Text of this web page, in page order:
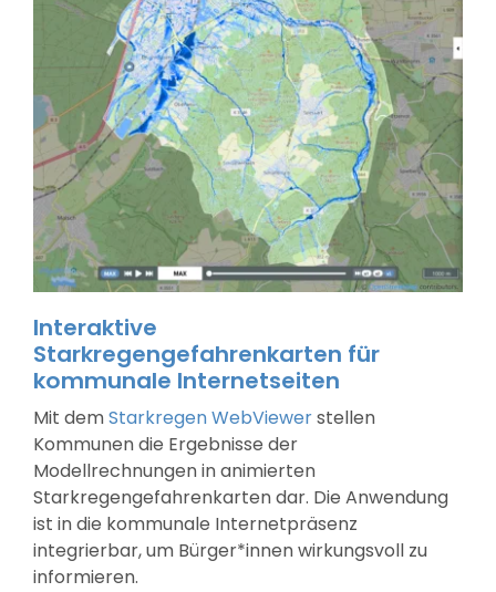
Interaktive
Starkregengefahrenkarten für
kommunale Internetseiten
Mit demStarkregen WebViewerstellen
Kommunen die Ergebnisse der
Modellrechnungen in animierten
Starkregengefahrenkarten dar. Die Anwendung
ist in die kommunale Internetpräsenz
integrierbar, um Bürger*innen wirkungsvoll zu
informieren.